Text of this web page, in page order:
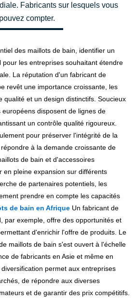
Fabricants sur lesquels vous
pouvez compter.
des maillots de bain, identifier un
pour les entreprises souhaitant étendre
La réputation d'un fabricant de
revêt une importance croissante, les
qualité et un design distinctifs. Soucieux
disposent de lignes de
un contrôle qualité rigoureux.
pour préserver l'intégrité de la
à la demande croissante de
de bain et d'accessoires
en pleine expansion sur différents
de partenaires potentiels, les
prendre en compte les capacités
de bain en AfriqueUn fabricant de
par exemple, offre des opportunités et
d'enrichir l'offre de produits. Le
maillots de bain s'est ouvert à l'échelle
de fabricants en Asie et même en
permet aux entreprises
de répondre aux diverses
et de garantir des prix compétitifs.